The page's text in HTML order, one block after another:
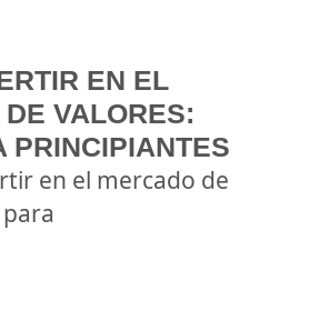
EN EL
VALORES:
PRINCIPIANTES
en el mercado de